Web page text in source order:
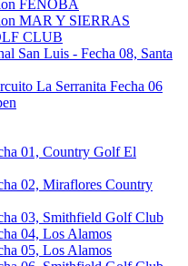
FENOBA
MAR Y SIERRAS
CLUB
San Luis - Fecha 08, Santa
La Serranita Fecha 06
01, Country Golf El
02, Miraflores Country
03, Smithfield Golf Club
04, Los Alamos
05, Los Alamos